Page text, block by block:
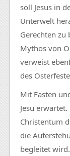
soll Jesus in
Unterwelt
Gerechten zu
Mythos von
verweist
des
Mit Fasten
Jesu
Christentum
die
begleitet